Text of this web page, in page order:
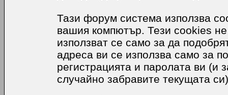
Тази форум система използва
вашия компютър. Тези cookies
използват се само за да
адреса ви се използва само за
регистрацията и паролата ви (и
случайно забравите текущата